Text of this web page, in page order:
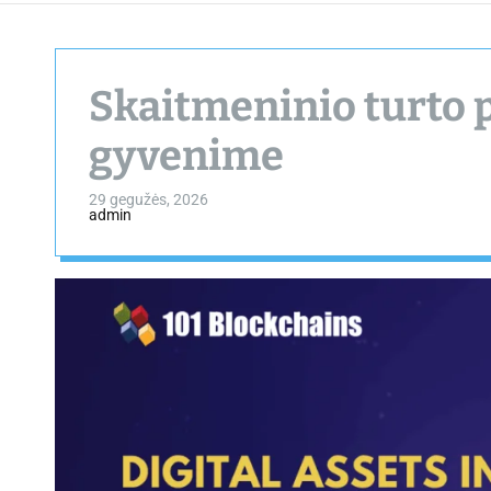
Skaitmeninio turto
gyvenime
29 gegužės, 2026
admin